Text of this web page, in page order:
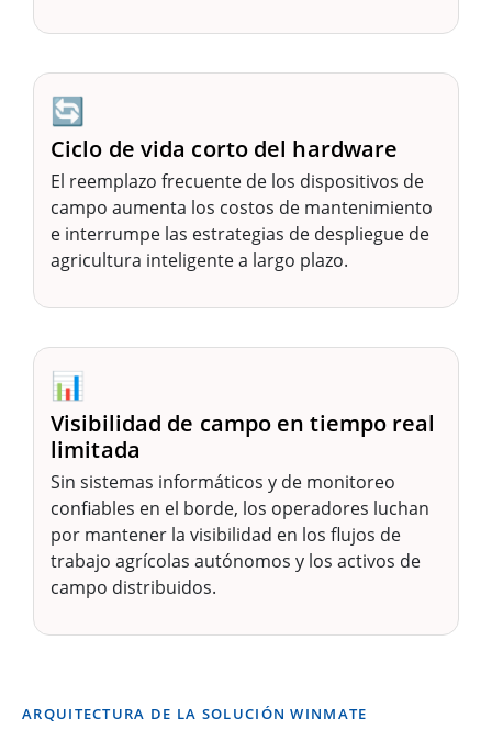
🔄
Ciclo de vida corto del hardware
El reemplazo frecuente de los dispositivos de
campo aumenta los costos de mantenimiento
e interrumpe las estrategias de despliegue de
agricultura inteligente a largo plazo.
📊
Visibilidad de campo en tiempo real
limitada
Sin sistemas informáticos y de monitoreo
confiables en el borde, los operadores luchan
por mantener la visibilidad en los flujos de
trabajo agrícolas autónomos y los activos de
campo distribuidos.
ARQUITECTURA DE LA SOLUCIÓN WINMATE